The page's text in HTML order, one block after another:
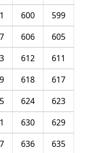
599
600
605
606
611
612
617
618
623
624
629
630
635
636